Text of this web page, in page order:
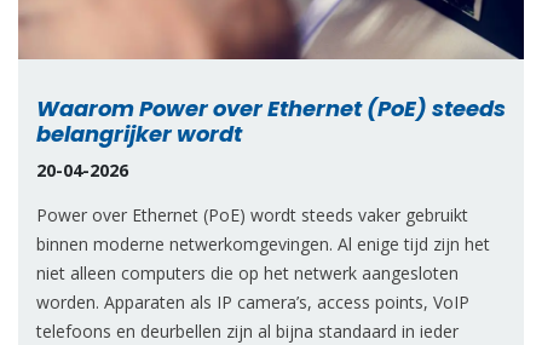
Waarom Power over Ethernet (PoE) steeds
belangrijker wordt
20-04-2026
Power over Ethernet (PoE) wordt steeds vaker gebruikt
binnen moderne netwerkomgevingen. Al enige tijd zijn het
niet alleen computers die op het netwerk aangesloten
worden. Apparaten als IP camera’s, access points, VoIP
telefoons en deurbellen zijn al bijna standaard in ieder